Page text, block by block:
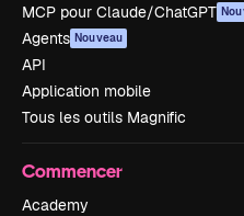
MCP pour Claude/ChatGPT
Agents Nouveau
API
Application mobile
Tous les outils Magnific
Commencer
Academy